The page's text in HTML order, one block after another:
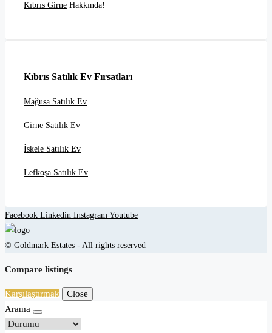
Kıbrıs Girne Hakkında!
Kıbrıs Satılık Ev Fırsatları
Mağusa Satılık Ev
Girne Satılık Ev
İskele Satılık Ev
Lefkoşa Satılık Ev
Facebook Linkedin Instagram Youtube
© Goldmark Estates - All rights reserved
Compare listings
Karşılaştırmak
Close
Arama